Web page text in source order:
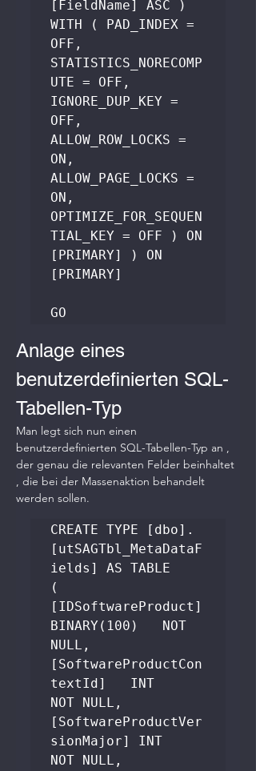
[FieldName] ASC )
WITH ( PAD_INDEX =
OFF,
STATISTICS_NORECOMP
UTE = OFF,
IGNORE_DUP_KEY =
OFF,
ALLOW_ROW_LOCKS =
ON,
ALLOW_PAGE_LOCKS =
ON,
OPTIMIZE_FOR_SEQUEN
TIAL_KEY = OFF ) ON
[PRIMARY] ) ON
[PRIMARY]
GO
Anlage eines
benutzerdefinierten SQL-
Tabellen-Typ
Man legt sich nun einen
benutzerdefinierten SQL-Tabellen-Typ an ,
der genau die relevanten Felder beinhaltet
, die bei der Massenaktion behandelt
werden sollen.
CREATE TYPE [dbo].
[utSAGTbl_MetaDataF
ields] AS TABLE
(
[IDSoftwareProduct]
BINARY(100)   NOT
NULL,
[SoftwareProductCon
textId]   INT
NOT NULL,
[SoftwareProductVer
sionMajor] INT
NOT NULL,